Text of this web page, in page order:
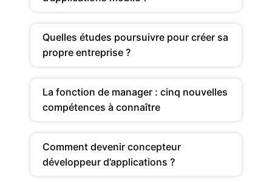
Quelles études poursuivre pour créer sa
propre entreprise ?
La fonction de manager : cinq nouvelles
compétences à connaître
Comment devenir concepteur
développeur d’applications ?